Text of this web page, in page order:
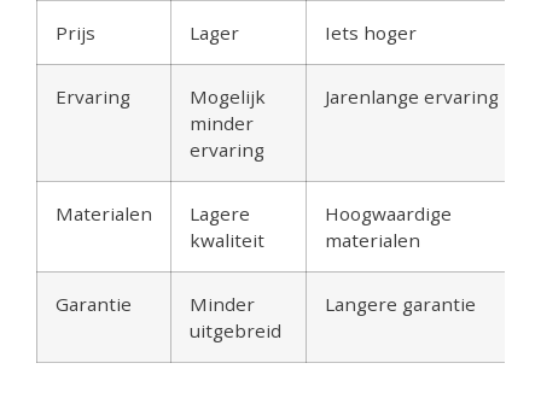
Prijs Lager Iets hoger
Ervaring
Mogelijk
minder
ervaring
Jarenlange ervaring
Materialen
Lagere
kwaliteit
Hoogwaardige
materialen
Garantie
Minder
uitgebreid
Langere garantie